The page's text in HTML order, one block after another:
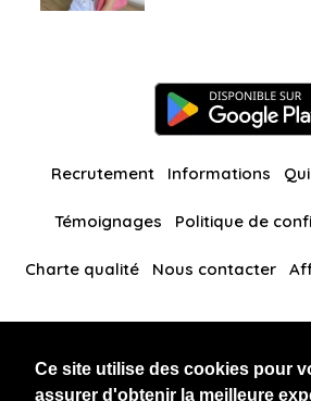
Ce site utilise des cookies pour
assurer d'obtenir la meilleure
Recrutement Informations
Témoignages Politique de
Charte qualité Nous contacter
BlackAndBeauties